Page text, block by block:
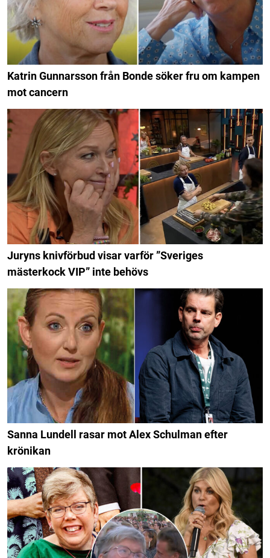
Katrin Gunnarsson från Bonde söker fru om kampen
mot cancern
Juryns knivförbud visar varför ”Sveriges
mästerkock VIP” inte behövs
Sanna Lundell rasar mot Alex Schulman efter
krönikan